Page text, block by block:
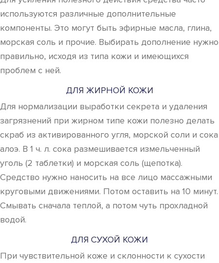
используются различные дополнительные
компоненты. Это могут быть эфирные масла, глина,
морская соль и прочие. Выбирать дополнение нужно
правильно, исходя из типа кожи и имеющихся
проблем с ней.
ДЛЯ ЖИРНОЙ КОЖИ
Для нормализации выработки секрета и удаления
загрязнений при жирном типе кожи полезно делать
скраб из активированного угля, морской соли и сока
алоэ. В 1 ч. л. сока размешивается измельченный
уголь (2 таблетки) и морская соль (щепотка).
Средство нужно наносить на все лицо массажными
круговыми движениями. Потом оставить на 10 минут.
Смывать сначала теплой, а потом чуть прохладной
водой.
ДЛЯ СУХОЙ КОЖИ
При чувствительной коже и склонности к сухости